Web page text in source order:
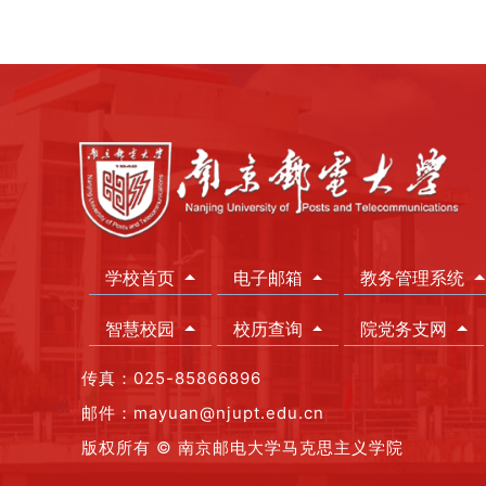
学校首页 电子邮箱 教务管理系统
智慧校园 校历查询 院党务支网
传真：025-85866896
邮件：mayuan@njupt.edu.cn
版权所有 © 南京邮电大学马克思主义学院